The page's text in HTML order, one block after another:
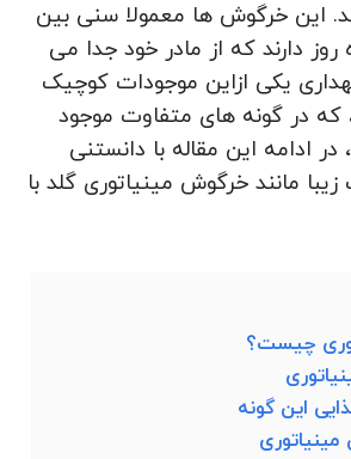
این خرگوش ها معمولا سنی بین
روز دارند که از مادر خود جدا می
یکی ازاین موجودات کوچیک
در گونه های متفاوت موجود
در ادامه این مقاله با دانستنی
مانند خرگوش مینیاتوری گلد با
چیست؟
این گونه